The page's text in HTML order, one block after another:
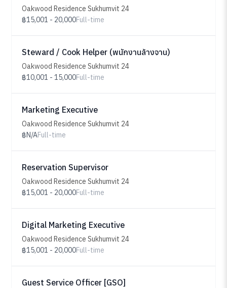
Oakwood Residence Sukhumvit 24
฿15,001 - 20,000Full-time
Steward / Cook Helper (พนักงานล้างจาน)
Oakwood Residence Sukhumvit 24
฿10,001 - 15,000Full-time
Marketing Executive
Oakwood Residence Sukhumvit 24
฿N/AFull-time
Reservation Supervisor
Oakwood Residence Sukhumvit 24
฿15,001 - 20,000Full-time
Digital Marketing Executive
Oakwood Residence Sukhumvit 24
฿15,001 - 20,000Full-time
Guest Service Officer [GSO]